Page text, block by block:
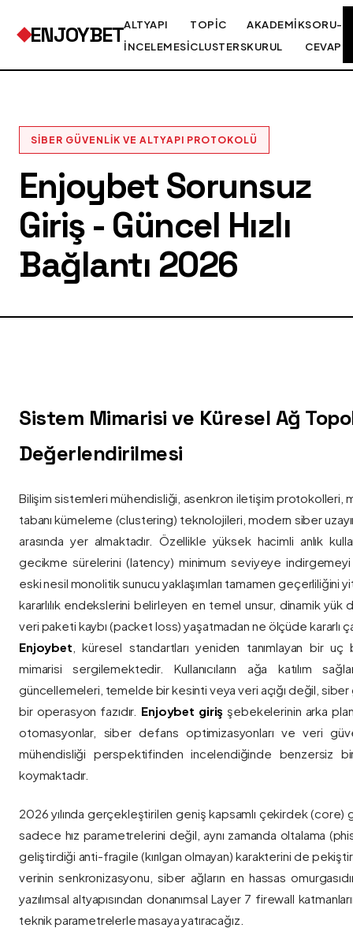
ENJOYBETALTYAPI
İNCELEMESI
TOPIC
CLUSTERS
AKADEMIK
KURUL
SORU-
CEVAP
SIBER GÜVENLIK VE ALTYAPI PROTOKOLÜ
Enjoybet Sorunsuz
Giriş - Güncel Hızlı
Bağlantı 2026
Sistem Mimarisi ve Küresel Ağ
Değerlendirilmesi
Bilişim sistemleri mühendisliği, asenkron iletişim protokolleri,
tabanı kümeleme (clustering) teknolojileri, modern siber
arasında yer almaktadır. Özellikle yüksek hacimli anlık
gecikme sürelerini (latency) minimum seviyeye
eski nesil monolitik sunucu yaklaşımları tamamen geçerliliğini
kararlılık endekslerini belirleyen en temel unsur, dinamik yük
veri paketi kaybı (packet loss) yaşatmadan ne ölçüde kararlı
Enjoybet , küresel standartları yeniden tanımlayan bir
mimarisi sergilemektedir. Kullanıcıların ağa katılım
güncellemeleri, temelde bir kesinti veya veri açığı değil, siber
bir operasyon fazıdır. Enjoybet giriş şebekelerinin arka
otomasyonlar, siber defans optimizasyonları ve veri
mühendisliği perspektifinden incelendiğinde benzersiz
koymaktadır.
2026 yılında gerçekleştirilen geniş kapsamlı çekirdek
sadece hız parametrelerini değil, aynı zamanda oltalama
geliştirdiği anti-fragile (kırılgan olmayan) karakterini de
verinin senkronizasyonu, siber ağların en hassas
yazılımsal altyapısından donanımsal Layer 7 firewall
teknik parametrelerle masaya yatıracağız.